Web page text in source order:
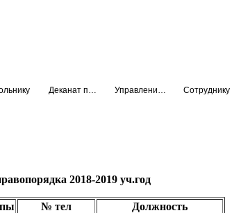
Сотруднику
2018-2019 уч.год
№ тел
Должность